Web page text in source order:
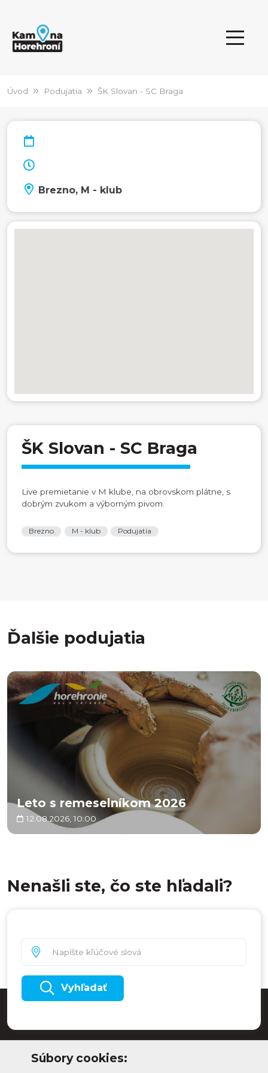
Úvod Podujatia ŠK Slovan - SC Braga
Brezno, M - klub
ŠK Slovan - SC Braga
Live premietanie v M klube, na obrovskom plátne, s
dobrým zvukom a výborným pivom.
Brezno M - klub Podujatia
Ďalšie podujatia
Leto s remeselníkom 2026
12.08.2026, 10:00
Nenašli ste, čo ste hľadali?
Vyhľadať
Súbory cookies: